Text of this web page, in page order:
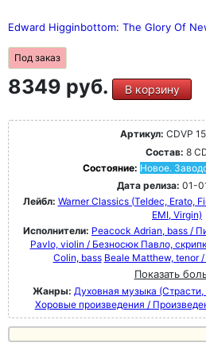
Edward Higginbottom: The Glory Of
Под заказ
8349 руб. В корзину
Артикул: CDVP
Состав: 8
Состояние: Новое.
Дата релиза: 01-
Лейбл: Warner Classics (Teldec, Erato,
EMI, Virgin)
Исполнители: Peacock Adrian, bass /
Pavlo, violin / Безносюк Павло,
Colin, bass Beale Matthew, tenor
Показать
Жанры: Духовная музыка
Хоровые произведения /